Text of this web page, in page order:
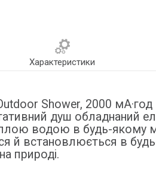
Характеристики
Shower, 2000
душ обладнаний
водою в будь-якому
й встановлюється в
природі.